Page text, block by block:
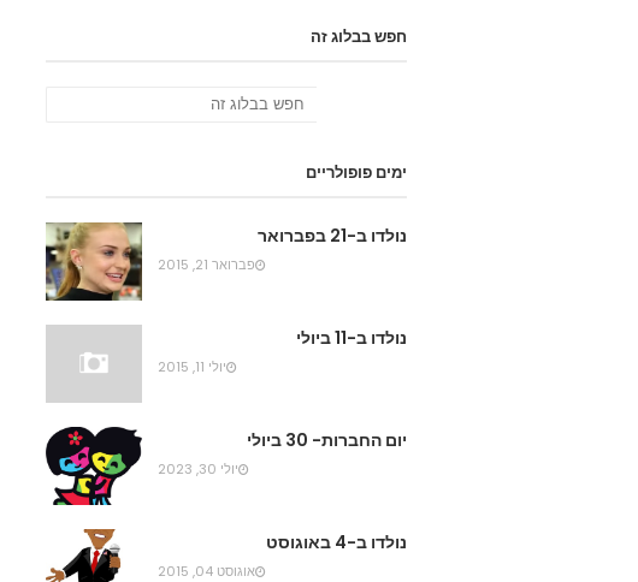
חפש בבלוג זה
ימים פופולריים
נולדו ב-21 בפברואר
פברואר 21, 2015
נולדו ב-11 ביולי
יולי 11, 2015
יום החברות- 30 ביולי
יולי 30, 2023
נולדו ב-4 באוגוסט
אוגוסט 04, 2015